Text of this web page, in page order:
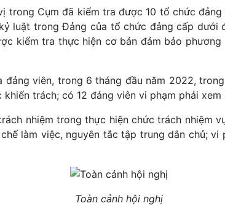
trong Cụm đã kiểm tra được 10 tổ chức
luật trong Đảng của tổ chức đảng cấp dưới
kiểm tra thực hiện cơ bản đảm bảo phương
viên, trong 6 tháng đầu năm 2022,
trách; có 12 đảng viên vi phạm phải
nhiệm trong thực hiện chức trách nhiệm
làm việc, nguyên tắc tập trung dân chủ; vi
Toàn cảnh hội nghị